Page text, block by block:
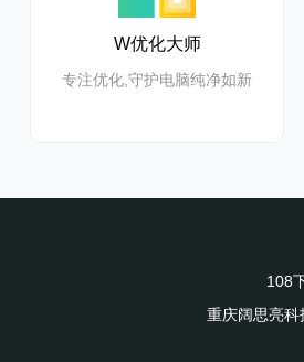
W优化大师
专注优化,守护电脑纯净如新
108
重庆阔思亮